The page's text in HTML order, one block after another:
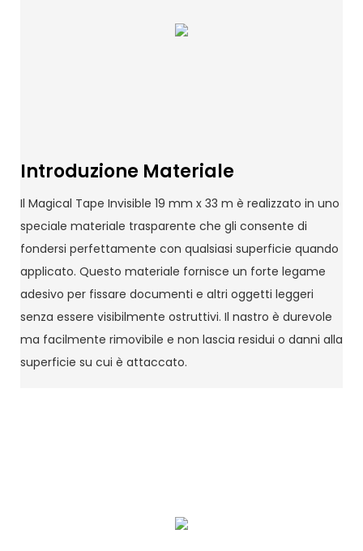
Introduzione Materiale
Il Magical Tape Invisible 19 mm x 33 m è realizzato in uno
speciale materiale trasparente che gli consente di
fondersi perfettamente con qualsiasi superficie quando
applicato. Questo materiale fornisce un forte legame
adesivo per fissare documenti e altri oggetti leggeri
senza essere visibilmente ostruttivi. Il nastro è durevole
ma facilmente rimovibile e non lascia residui o danni alla
superficie su cui è attaccato.